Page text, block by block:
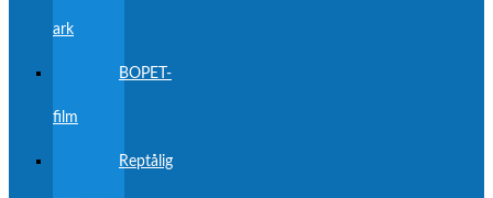
ark
BOPET-
film
Reptålig